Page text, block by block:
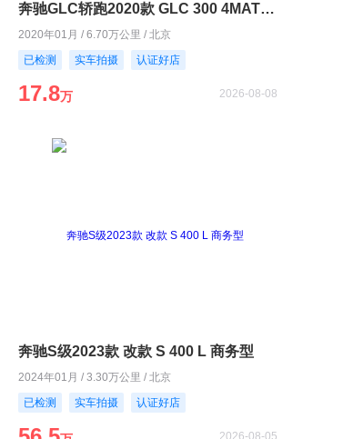
奔驰GLC轿跑2020款 GLC 300 4MATIC 轿跑SUV
2020年01月 / 6.70万公里 / 北京
已检测
实车拍摄 认证好店
17.8万 2026-08-08
奔驰S级2023款 改款 S 400 L 商务型
2024年01月 / 3.30万公里 / 北京
已检测
实车拍摄 认证好店
2026-08-05